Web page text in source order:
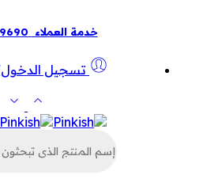
خدمة العملاء
تسجيل
عن